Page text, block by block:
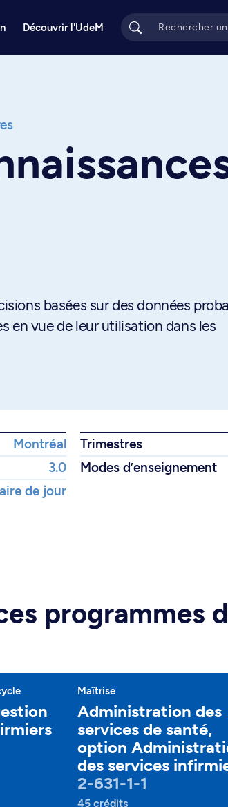
Découvrir l'UdeM
basées sur des données
en vue de leur utilisation dans les
Montréal
Trimestres
3.0
Modes d’enseignement
de jour
programmes
Maîtrise
Administration des
services de santé,
option
des services
2-631-1-1
45 crédits